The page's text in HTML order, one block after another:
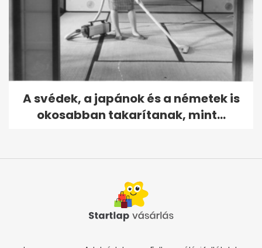
A svédek, a japánok és a németek is
okosabban takarítanak, mint...